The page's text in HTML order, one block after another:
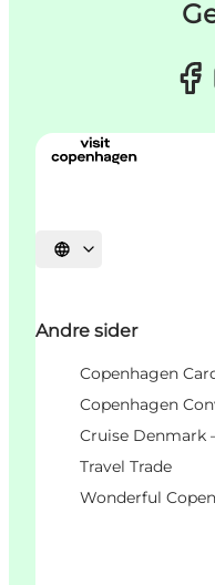
Select language
Andre sider
Copenhagen
Copenhagen
Cruise Denmark
Travel Trade
Wonderful